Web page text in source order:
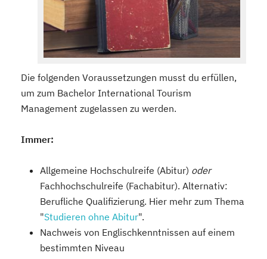
Die folgenden Voraussetzungen musst du erfüllen,
um zum Bachelor International Tourism
Management zugelassen zu werden.
Immer:
Allgemeine Hochschulreife (Abitur) oder
Fachhochschulreife (Fachabitur). Alternativ:
Berufliche Qualifizierung. Hier mehr zum Thema
"Studieren ohne Abitur".
Nachweis von Englischkenntnissen auf einem
bestimmten Niveau